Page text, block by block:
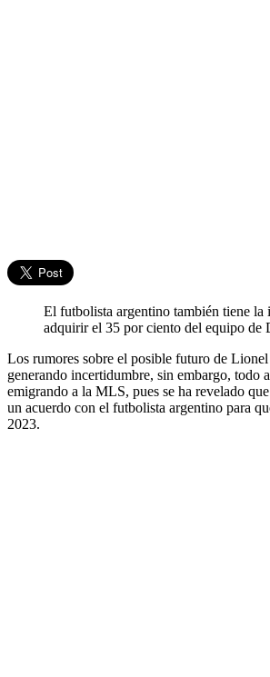
El futbolista argentino también tiene la
adquirir el 35 por ciento del equipo de
Los rumores sobre el posible futuro de
generando incertidumbre, sin embargo, todo
emigrando a la MLS, pues se ha revelado
un acuerdo con el futbolista argentino para
2023.